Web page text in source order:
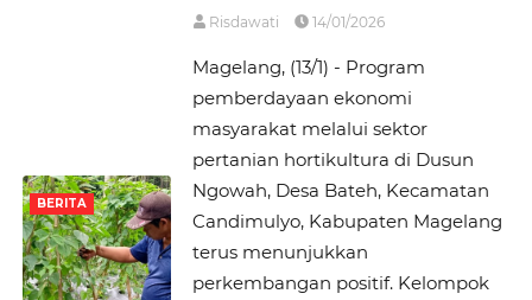
BERITA
Risdawati 14/01/2026
Magelang, (13/1) - Program
pemberdayaan ekonomi
masyarakat melalui sektor
pertanian hortikultura di Dusun
Ngowah, Desa Bateh, Kecamatan
Candimulyo, Kabupaten Magelang
terus menunjukkan
perkembangan positif. Kelompok